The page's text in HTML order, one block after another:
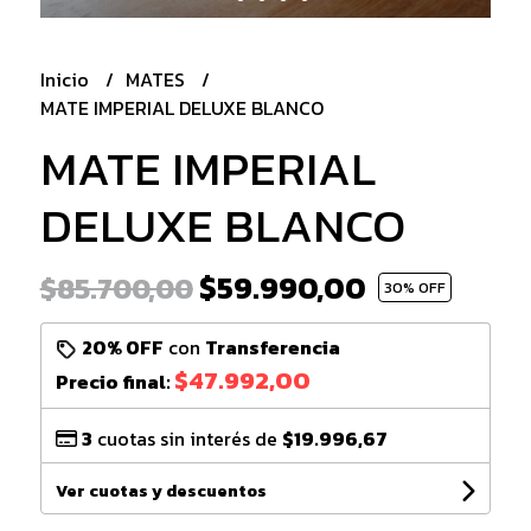
Inicio
MATES
MATE IMPERIAL DELUXE BLANCO
MATE IMPERIAL
DELUXE BLANCO
$85.700,00$59.990,00 30% OFF
20% OFF con Transferencia
Precio final:$47.992,00
3 cuotas sin interés de $19.996,67
Ver cuotas y descuentos